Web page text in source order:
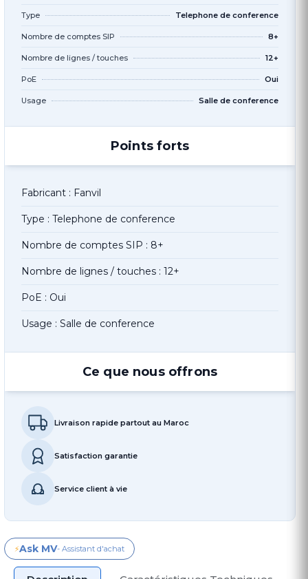
Type Telephone de conference
Nombre de comptes SIP 8+
Nombre de lignes / touches 12+
PoE Oui
Usage Salle de conference
Points forts
Fabricant : Fanvil
Type : Telephone de conference
Nombre de comptes SIP : 8+
Nombre de lignes / touches : 12+
PoE : Oui
Usage : Salle de conference
Ce que nous offrons
Livraison rapide partout au Maroc
Satisfaction garantie
Service client à vie
⚡Ask MV- Assistant d'achat